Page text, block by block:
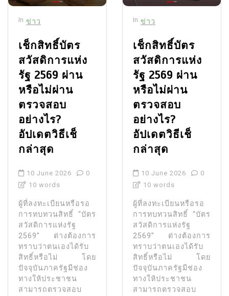
In ข่าว
เช็กสิทธิ์บัตร
สวัสดิการแห่ง
รัฐ 2569 ผ่าน
หรือไม่ผ่าน
ตรวจสอบ
อย่างไร?
อัปเดตวิธีเช็
กล่าสุด
10 June 2026
0
10 words
ผู้ที่ลงทะเบียนหรือรอ
การทบทวนสิทธิ์ “บัตร
สวัสดิการแห่งรัฐ
2569” ต่างต้องการ
ทราบว่าตนเองได้รับ
สิทธิ์หรือไม่ โดย
ปัจจุบันภาครัฐมีช่อง
ทางให้ประชาชน
สามารถตรวจสอบ
In ข่าว
เช็กสิทธิ์บัตร
สวัสดิการแห่ง
รัฐ 2569 ผ่าน
หรือไม่ผ่าน
ตรวจสอบ
อย่างไร?
อัปเดตวิธีเช็
กล่าสุด
10 June 2026
0
10 words
ผู้ที่ลงทะเบียนหรือรอ
การทบทวนสิทธิ์ “บัตร
สวัสดิการแห่งรัฐ
2569” ต่างต้องการ
ทราบว่าตนเองได้รับ
สิทธิ์หรือไม่ โดย
ปัจจุบันภาครัฐมีช่อง
ทางให้ประชาชน
สามารถตรวจสอบ